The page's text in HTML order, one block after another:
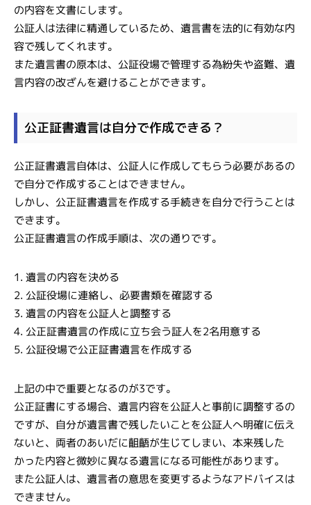
の内容を文書にします。
公証人は法律に精通しているため、遺言書を法的に有効な内
容で残してくれます。
また遺言書の原本は、公証役場で管理する為紛失や盗難、遺
言内容の改ざんを避けることができます。
公正証書遺言は自分で作成できる？
公正証書遺言自体は、公証人に作成してもらう必要があるの
で自分で作成することはできません。
しかし、公正証書遺言を作成する手続きを自分で行うことは
できます。
公正証書遺言の作成手順は、次の通りです。
1. 遺言の内容を決める
2. 公証役場に連絡し、必要書類を確認する
3. 遺言の内容を公証人と調整する
4. 公正証書遺言の作成に立ち会う証人を2名用意する
5. 公証役場で公正証書遺言を作成する
上記の中で重要となるのが3です。
公正証書にする場合、遺言内容を公証人と事前に調整するの
ですが、自分が遺言書で残したいことを公証人へ明確に伝え
ないと、両者のあいだに齟齬が生じてしまい、本来残した
かった内容と微妙に異なる遺言になる可能性があります。
また公証人は、遺言者の意思を変更するようなアドバイスは
できません。